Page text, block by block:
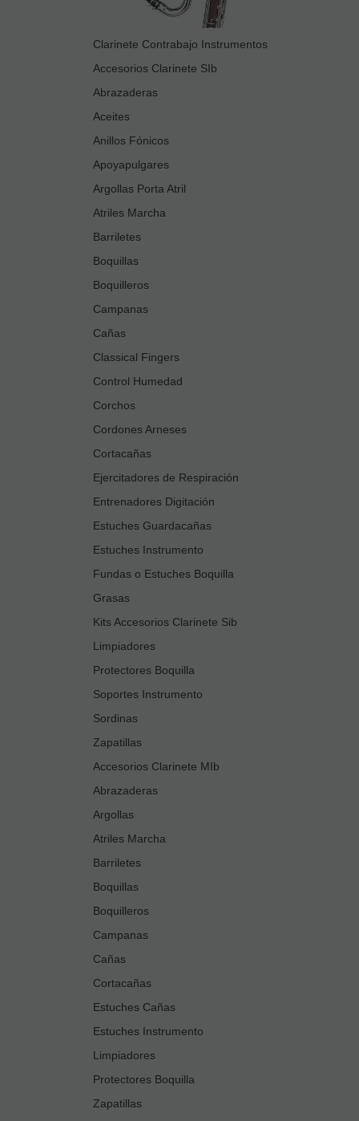
Clarinete Contrabajo Instrumentos
Accesorios Clarinete SIb
Abrazaderas
Aceites
Anillos Fónicos
Apoyapulgares
Argollas Porta Atril
Atriles Marcha
Barriletes
Boquillas
Boquilleros
Campanas
Cañas
Classical Fingers
Control Humedad
Corchos
Cordones Arneses
Cortacañas
Ejercitadores de Respiración
Entrenadores Digitación
Estuches Guardacañas
Estuches Instrumento
Fundas o Estuches Boquilla
Grasas
Kits Accesorios Clarinete Sib
Limpiadores
Protectores Boquilla
Soportes Instrumento
Sordinas
Zapatillas
Accesorios Clarinete MIb
Abrazaderas
Argollas
Atriles Marcha
Barriletes
Boquillas
Boquilleros
Campanas
Cañas
Cortacañas
Estuches Cañas
Estuches Instrumento
Limpiadores
Protectores Boquilla
Zapatillas